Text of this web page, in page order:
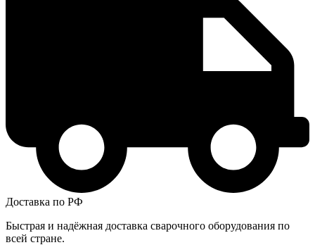
Доставка по РФ
Быстрая и надёжная доставка сварочного оборудования по
всей стране.